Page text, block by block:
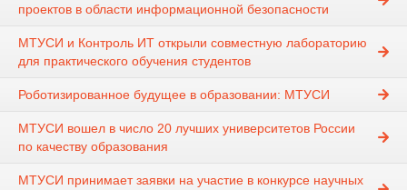
проектов в области информационной безопасности
МТУСИ и Контроль ИТ открыли совместную лабораторию
для практического обучения студентов
Роботизированное будущее в образовании: МТУСИ
МТУСИ вошел в число 20 лучших университетов России
по качеству образования
МТУСИ принимает заявки на участие в конкурсе научных